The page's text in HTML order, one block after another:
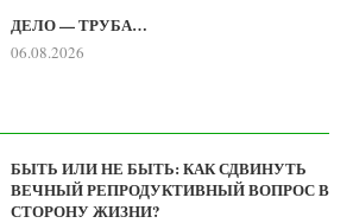
ДЕЛО — ТРУБА…
06.08.2026
БЫТЬ ИЛИ НЕ БЫТЬ: КАК СДВИНУТЬ
ВЕЧНЫЙ РЕПРОДУКТИВНЫЙ ВОПРОС В
СТОРОНУ ЖИЗНИ?